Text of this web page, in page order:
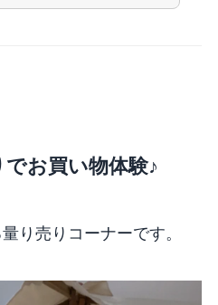
お買い物体験♪
り売りコーナーです。